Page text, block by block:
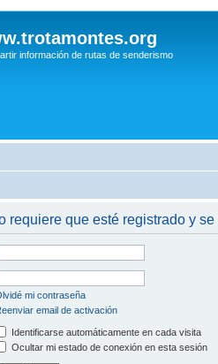
información de rutas de senderismo
requiere que esté registrado y
mi contraseña
email de activación
Identificarse automáticamente en cada visita
Ocultar mi estado de conexión en esta sesión